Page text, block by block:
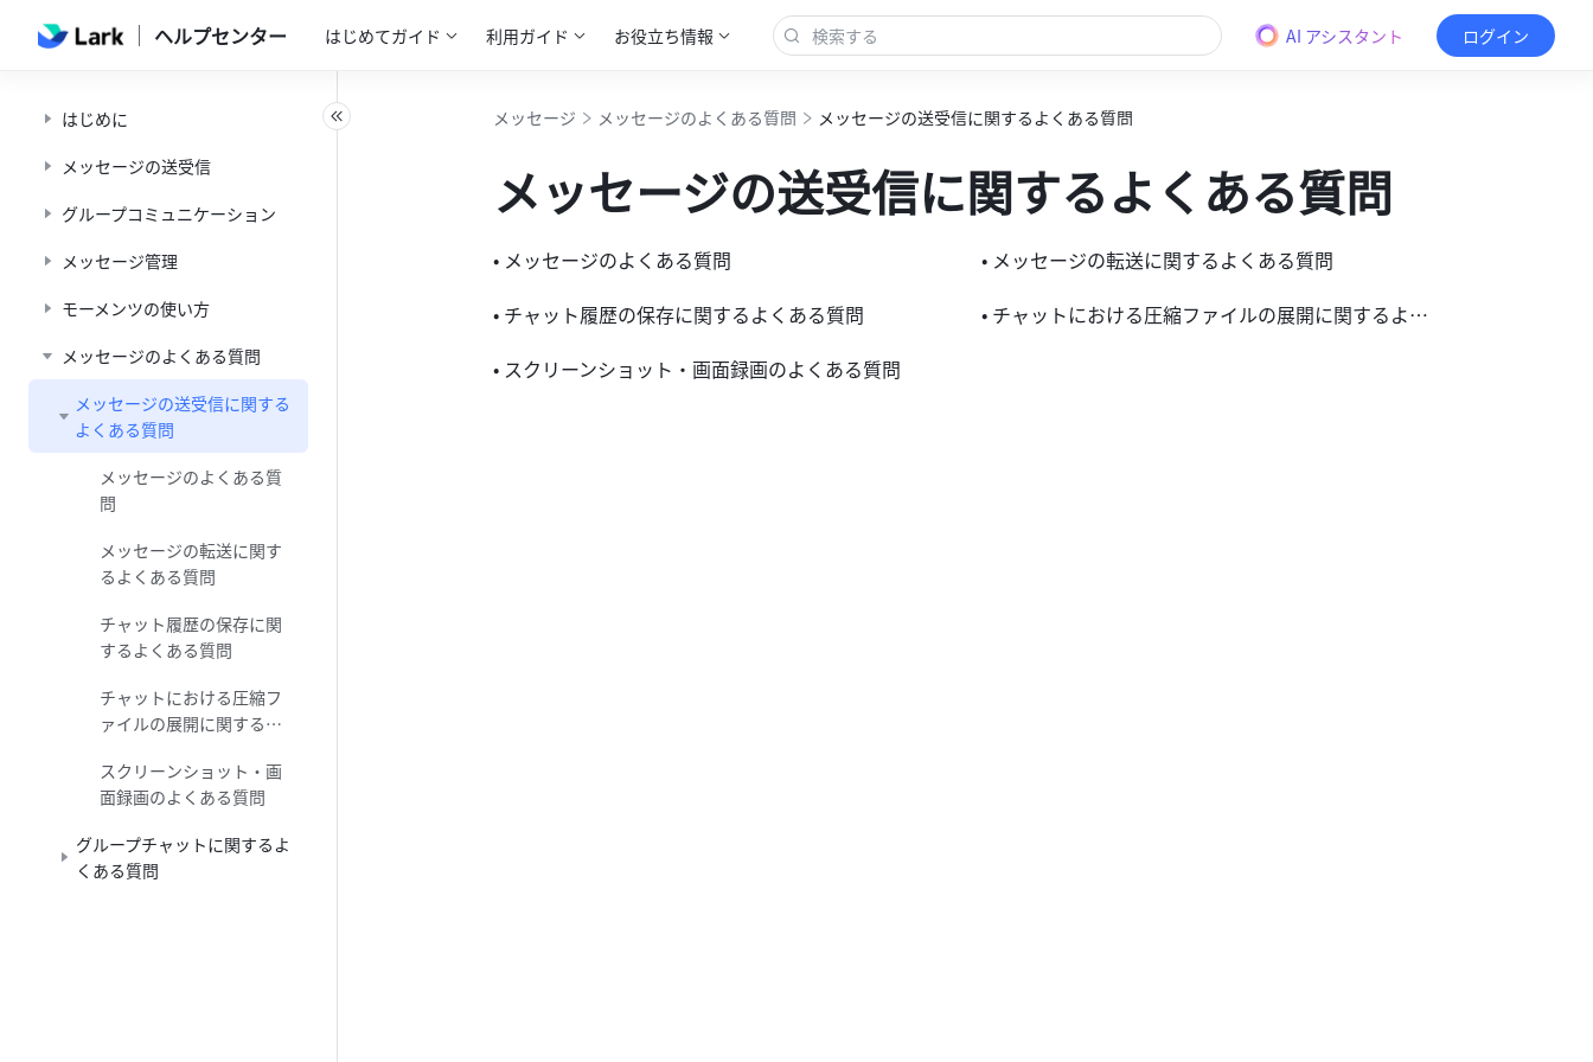
ヘルプセンター はじめてガイド 利用ガイド お役立ち情報 AI アシスタント ログイン
はじめに
メッセージの送受信
グループコミュニケーション
メッセージ管理
モーメンツの使い方
メッセージのよくある質問
メッセージの送受信に関する
よくある質問
メッセージのよくある質
問
メッセージの転送に関す
るよくある質問
チャット履歴の保存に関
するよくある質問
チャットにおける圧縮フ
ァイルの展開に関するよ
スクリーンショット・画
面録画のよくある質問
グループチャットに関するよ
くある質問
メッセージ メッセージのよくある質問 メッセージの送受信に関するよくある質問
メッセージの送受信に関するよくある質問
• メッセージのよくある質問
• メッセージの転送に関するよくある質問
• チャット履歴の保存に関するよくある質問
• チャットにおける圧縮ファイルの展開に関するよくある質問
• スクリーンショット・画面録画のよくある質問